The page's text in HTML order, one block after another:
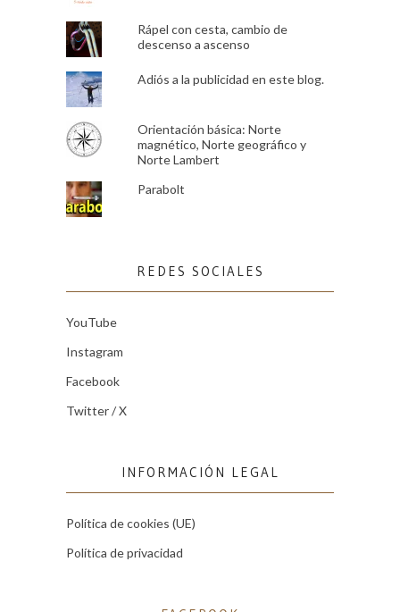
Rápel con cesta, cambio de
descenso a ascenso
Adiós a la publicidad en este blog.
Orientación básica: Norte
magnético, Norte geográfico y
Norte Lambert
Parabolt
REDES SOCIALES
YouTube
Instagram
Facebook
Twitter / X
INFORMACIÓN LEGAL
Política de cookies (UE)
Política de privacidad